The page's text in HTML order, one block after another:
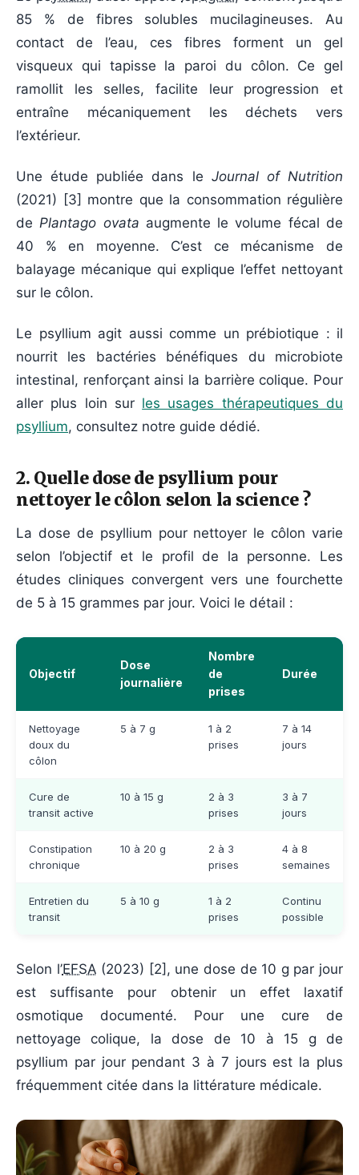
85 % de fibres solubles mucilagineuses. Au
contact de l’eau, ces fibres forment un gel
visqueux qui tapisse la paroi du côlon. Ce gel
ramollit les selles, facilite leur progression et
entraîne mécaniquement les déchets vers
l’extérieur.
Une étude publiée dans le Journal of Nutrition
(2021) [3] montre que la consommation régulière
de Plantago ovata augmente le volume fécal de
40 % en moyenne. C’est ce mécanisme de
balayage mécanique qui explique l’effet nettoyant
sur le côlon.
Le psyllium agit aussi comme un prébiotique : il
nourrit les bactéries bénéfiques du microbiote
intestinal, renforçant ainsi la barrière colique. Pour
aller plus loin sur les usages thérapeutiques du
psyllium, consultez notre guide dédié.
2. Quelle dose de psyllium pour
nettoyer le côlon selon la science ?
La dose de psyllium pour nettoyer le côlon varie
selon l’objectif et le profil de la personne. Les
études cliniques convergent vers une fourchette
de 5 à 15 grammes par jour. Voici le détail :
Objectif
Dose
journalière
Nombre
de
prises
Durée
Nettoyage
doux du
côlon
5 à 7 g
1 à 2
prises
7 à 14
jours
Cure de
transit active
10 à 15 g
2 à 3
prises
3 à 7
jours
Constipation
chronique
10 à 20 g
2 à 3
prises
4 à 8
semaines
Entretien du
transit
5 à 10 g
1 à 2
prises
Continu
possible
Selon l’EFSA (2023) [2], une dose de 10 g par jour
est suffisante pour obtenir un effet laxatif
osmotique documenté. Pour une cure de
nettoyage colique, la dose de 10 à 15 g de
psyllium par jour pendant 3 à 7 jours est la plus
fréquemment citée dans la littérature médicale.